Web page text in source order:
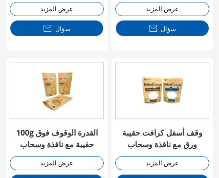
عرض المزيد
 سؤال
عرض المزيد
 سؤال
100g القدرة الوقوف فوق
حقيبة مع نافذة وسحاب
عرض المزيد
وقف أسفل كرافت حقيبة
ورق مع نافذة وسحاب
عرض المزيد